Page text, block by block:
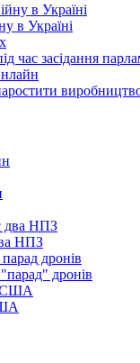
в Україні
час засідання
НПЗ
дронів